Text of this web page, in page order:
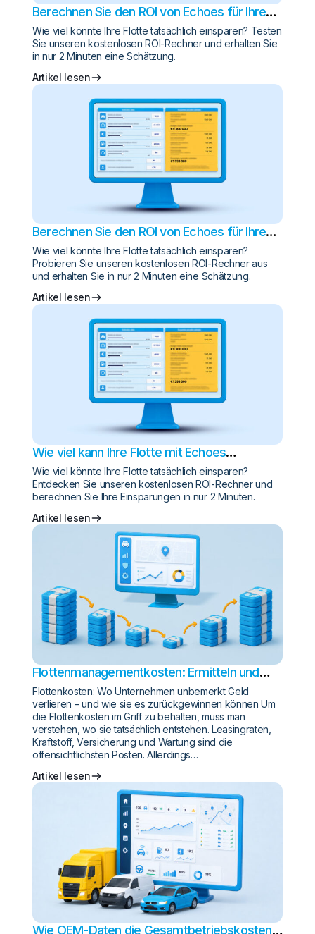
Berechnen Sie den ROI von Echoes für Ihre
Flotte
Wie viel könnte Ihre Flotte tatsächlich einsparen? Testen
Sie unseren kostenlosen ROI-Rechner und erhalten Sie
in nur 2 Minuten eine Schätzung.
Artikel lesen
Berechnen Sie den ROI von Echoes für Ihren
Fuhrpark
Wie viel könnte Ihre Flotte tatsächlich einsparen?
Probieren Sie unseren kostenlosen ROI-Rechner aus
und erhalten Sie in nur 2 Minuten eine Schätzung.
Artikel lesen
Wie viel kann Ihre Flotte mit Echoes
einsparen?
Wie viel könnte Ihre Flotte tatsächlich einsparen?
Entdecken Sie unseren kostenlosen ROI-Rechner und
berechnen Sie Ihre Einsparungen in nur 2 Minuten.
Artikel lesen
Flottenmanagementkosten: Ermitteln und
senken
Flottenkosten: Wo Unternehmen unbemerkt Geld
verlieren – und wie sie es zurückgewinnen können Um
die Flottenkosten im Griff zu behalten, muss man
verstehen, wo sie tatsächlich entstehen. Leasingraten,
Kraftstoff, Versicherung und Wartung sind die
offensichtlichsten Posten. Allerdings…
Artikel lesen
Wie OEM-Daten die Gesamtbetriebskosten